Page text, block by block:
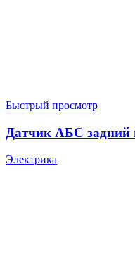
Быстрый просмотр
Датчик АБС задний
Электрика